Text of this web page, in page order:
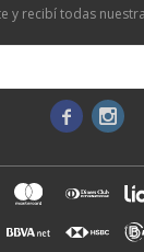
y recibí todas
 